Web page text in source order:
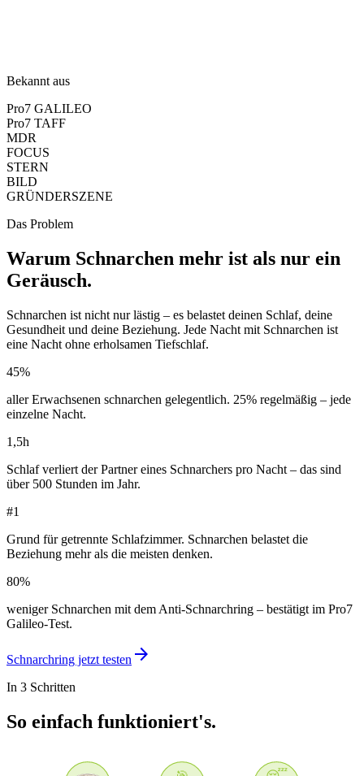
Bekannt aus
Pro7 GALILEO
Pro7 TAFF
MDR
FOCUS
STERN
BILD
GRÜNDERSZENE
Das Problem
Warum Schnarchen mehr ist als nur ein
Geräusch.
Schnarchen ist nicht nur lästig – es belastet deinen Schlaf, deine
Gesundheit und deine Beziehung. Jede Nacht mit Schnarchen ist
eine Nacht ohne erholsamen Tiefschlaf.
45%
aller Erwachsenen schnarchen gelegentlich. 25% regelmäßig – jede
einzelne Nacht.
1,5h
Schlaf verliert der Partner eines Schnarchers pro Nacht – das sind
über 500 Stunden im Jahr.
#1
Grund für getrennte Schlafzimmer. Schnarchen belastet die
Beziehung mehr als die meisten denken.
80%
weniger Schnarchen mit dem Anti-Schnarchring – bestätigt im Pro7
Galileo-Test.
Schnarchring jetzt testen arrow_forward
In 3 Schritten
So einfach funktioniert's.